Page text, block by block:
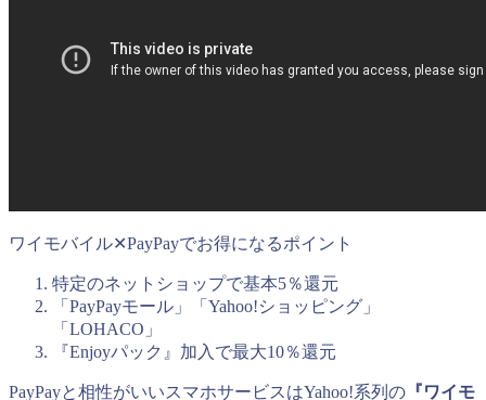
ワイモバイル✕PayPayでお得になるポイント
特定のネットショップで基本5％還元
「PayPayモール」「Yahoo!ショッピング」
「LOHACO」
『Enjoyパック』加入で最大10％還元
PayPayと相性がいいスマホサービスはYahoo!系列の 『ワイモ